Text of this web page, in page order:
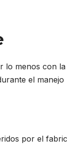
menos con la
el manejo
por el